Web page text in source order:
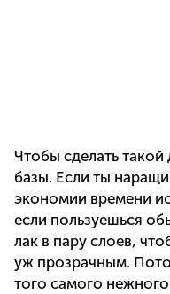
Чтобы сделать
базы. Если ты
экономии времени
если пользуешься
лак в пару слоев,
уж прозрачным.
того самого